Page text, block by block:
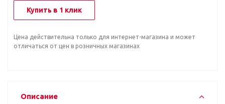
Купить в 1 клик
Цена действительна только для интернет-магазина и может
отличаться от цен в розничных магазинах
Описание